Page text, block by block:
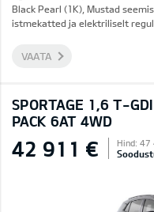
Black Pearl (1K), Mustad
istmekatted ja elektriliselt
VAATA
SPORTAGE 1,6 T-
PACK 6AT 4WD
42 911 € Hind: 47